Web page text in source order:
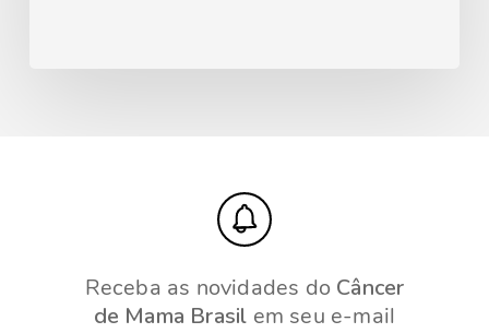
Receba as novidades do Câncer
de Mama Brasil em seu e-mail